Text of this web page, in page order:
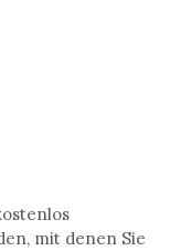
mit denen Sie